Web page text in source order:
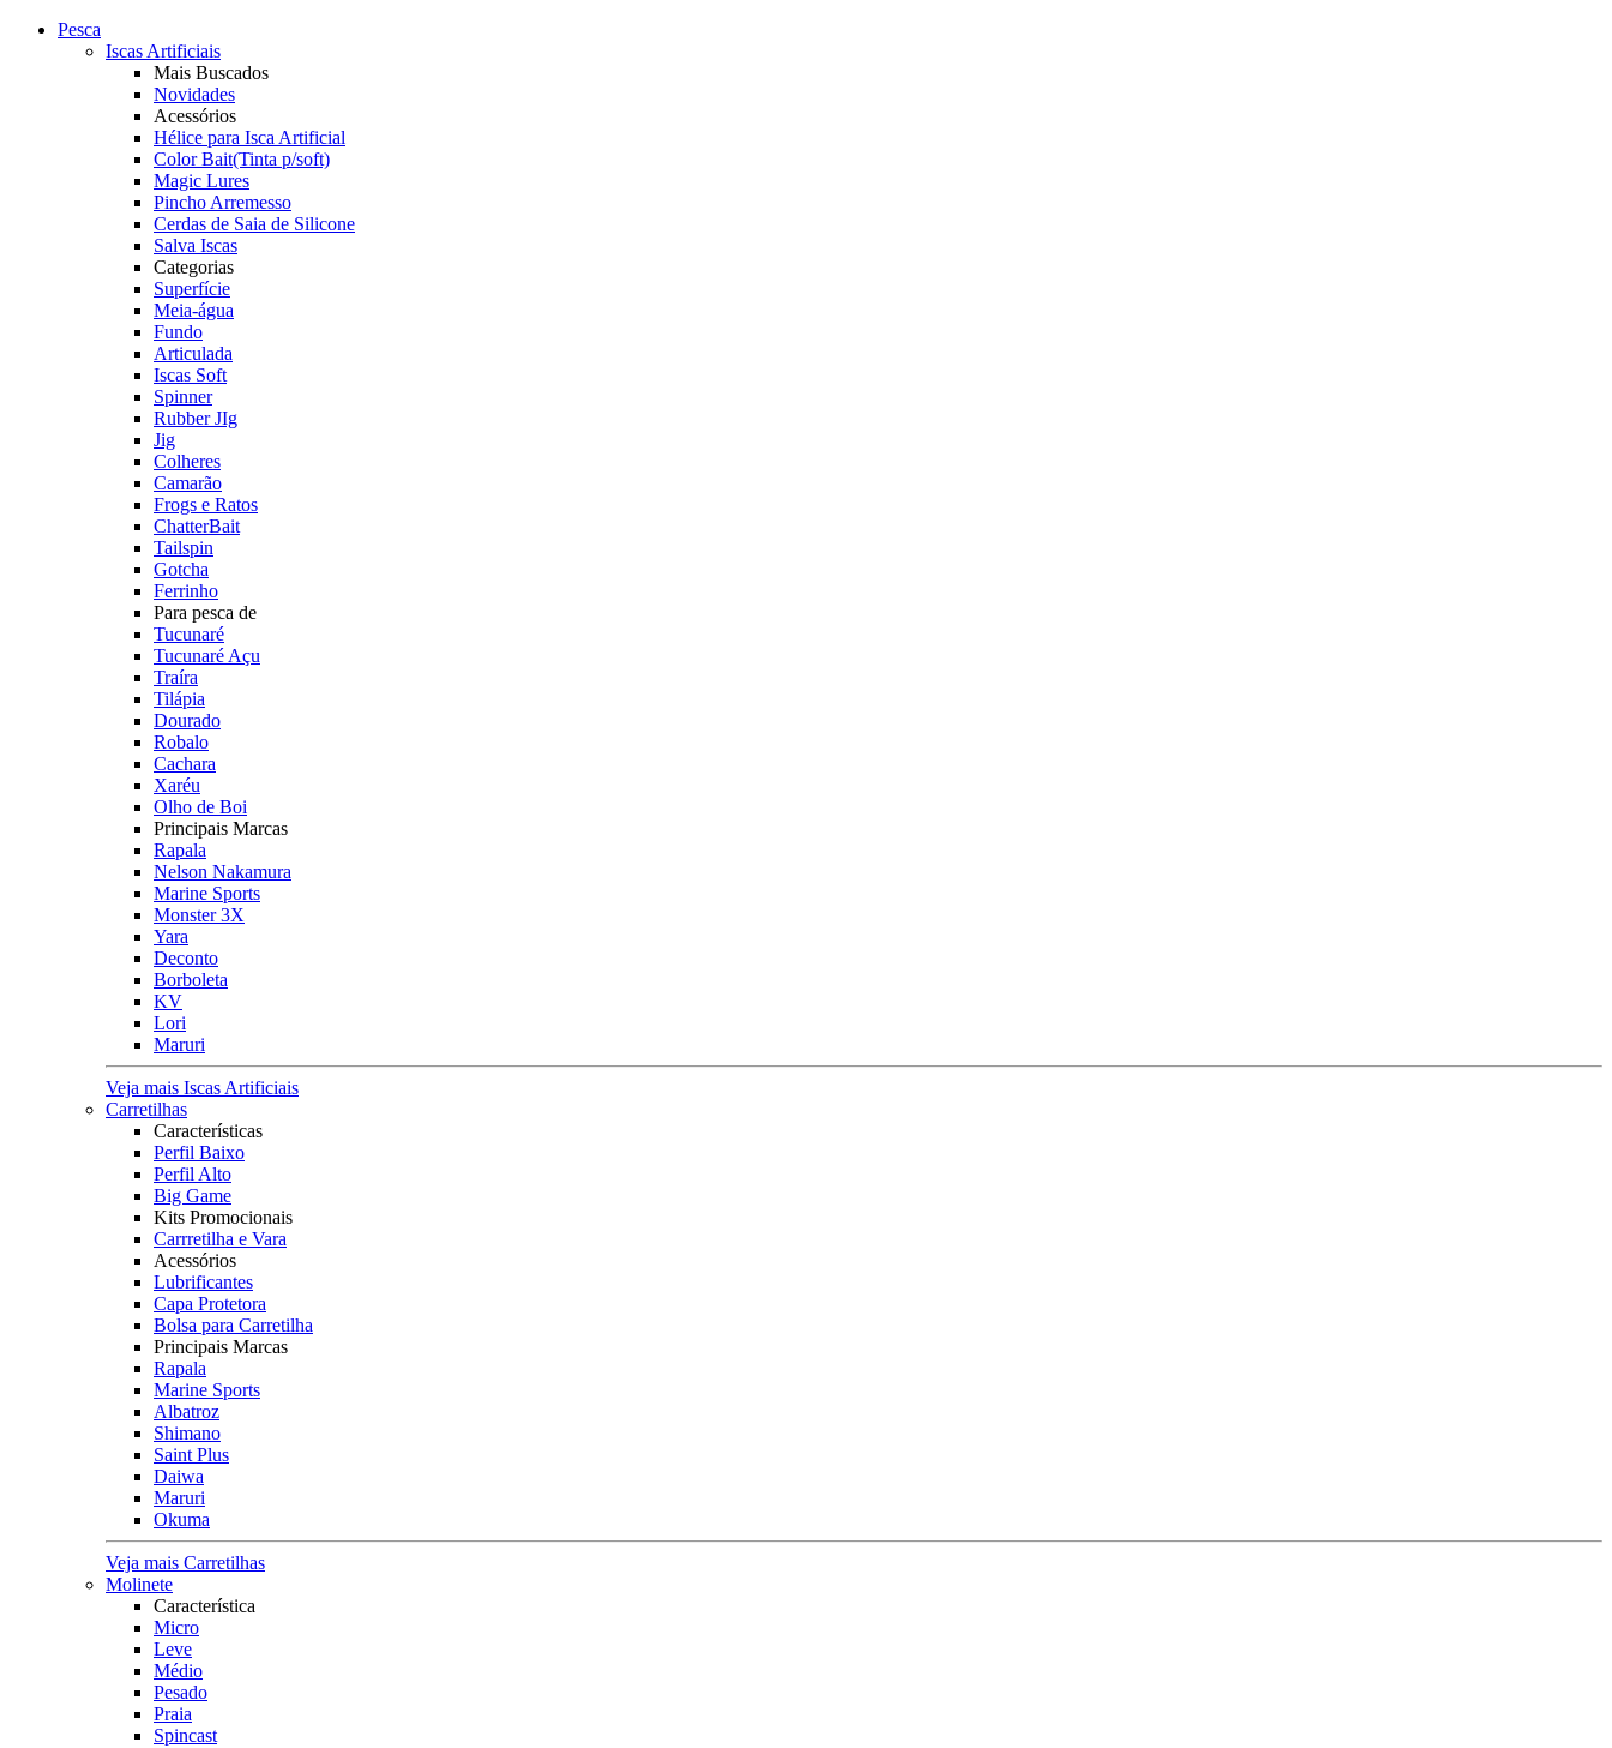
Pesca
Iscas Artificiais
Mais Buscados
Novidades
Acessórios
Hélice para Isca Artificial
Color Bait(Tinta p/soft)
Magic Lures
Pincho Arremesso
Cerdas de Saia de Silicone
Salva Iscas
Categorias
Superfície
Meia-água
Fundo
Articulada
Iscas Soft
Spinner
Rubber JIg
Jig
Colheres
Camarão
Frogs e Ratos
ChatterBait
Tailspin
Gotcha
Ferrinho
Para pesca de
Tucunaré
Tucunaré Açu
Traíra
Tilápia
Dourado
Robalo
Cachara
Xaréu
Olho de Boi
Principais Marcas
Rapala
Nelson Nakamura
Marine Sports
Monster 3X
Yara
Deconto
Borboleta
KV
Lori
Maruri
Veja mais Iscas Artificiais
Carretilhas
Características
Perfil Baixo
Perfil Alto
Big Game
Kits Promocionais
Carrretilha e Vara
Acessórios
Lubrificantes
Capa Protetora
Bolsa para Carretilha
Principais Marcas
Rapala
Marine Sports
Albatroz
Shimano
Saint Plus
Daiwa
Maruri
Okuma
Veja mais Carretilhas
Molinete
Característica
Micro
Leve
Médio
Pesado
Praia
Spincast